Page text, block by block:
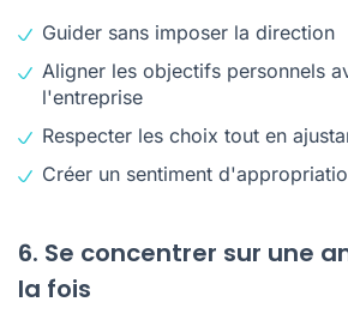
Guider sans imposer la direction
Aligner les objectifs personnels
l'entreprise
Respecter les choix tout en
Créer un sentiment
6. Se concentrer sur une
la fois